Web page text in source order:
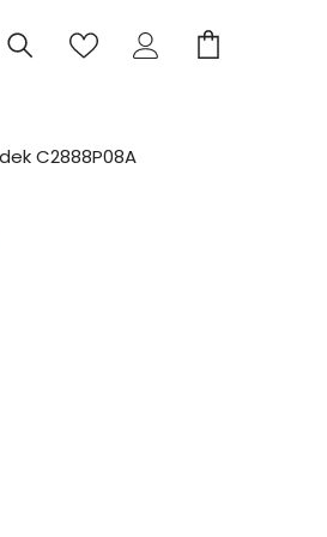
C2888P08A